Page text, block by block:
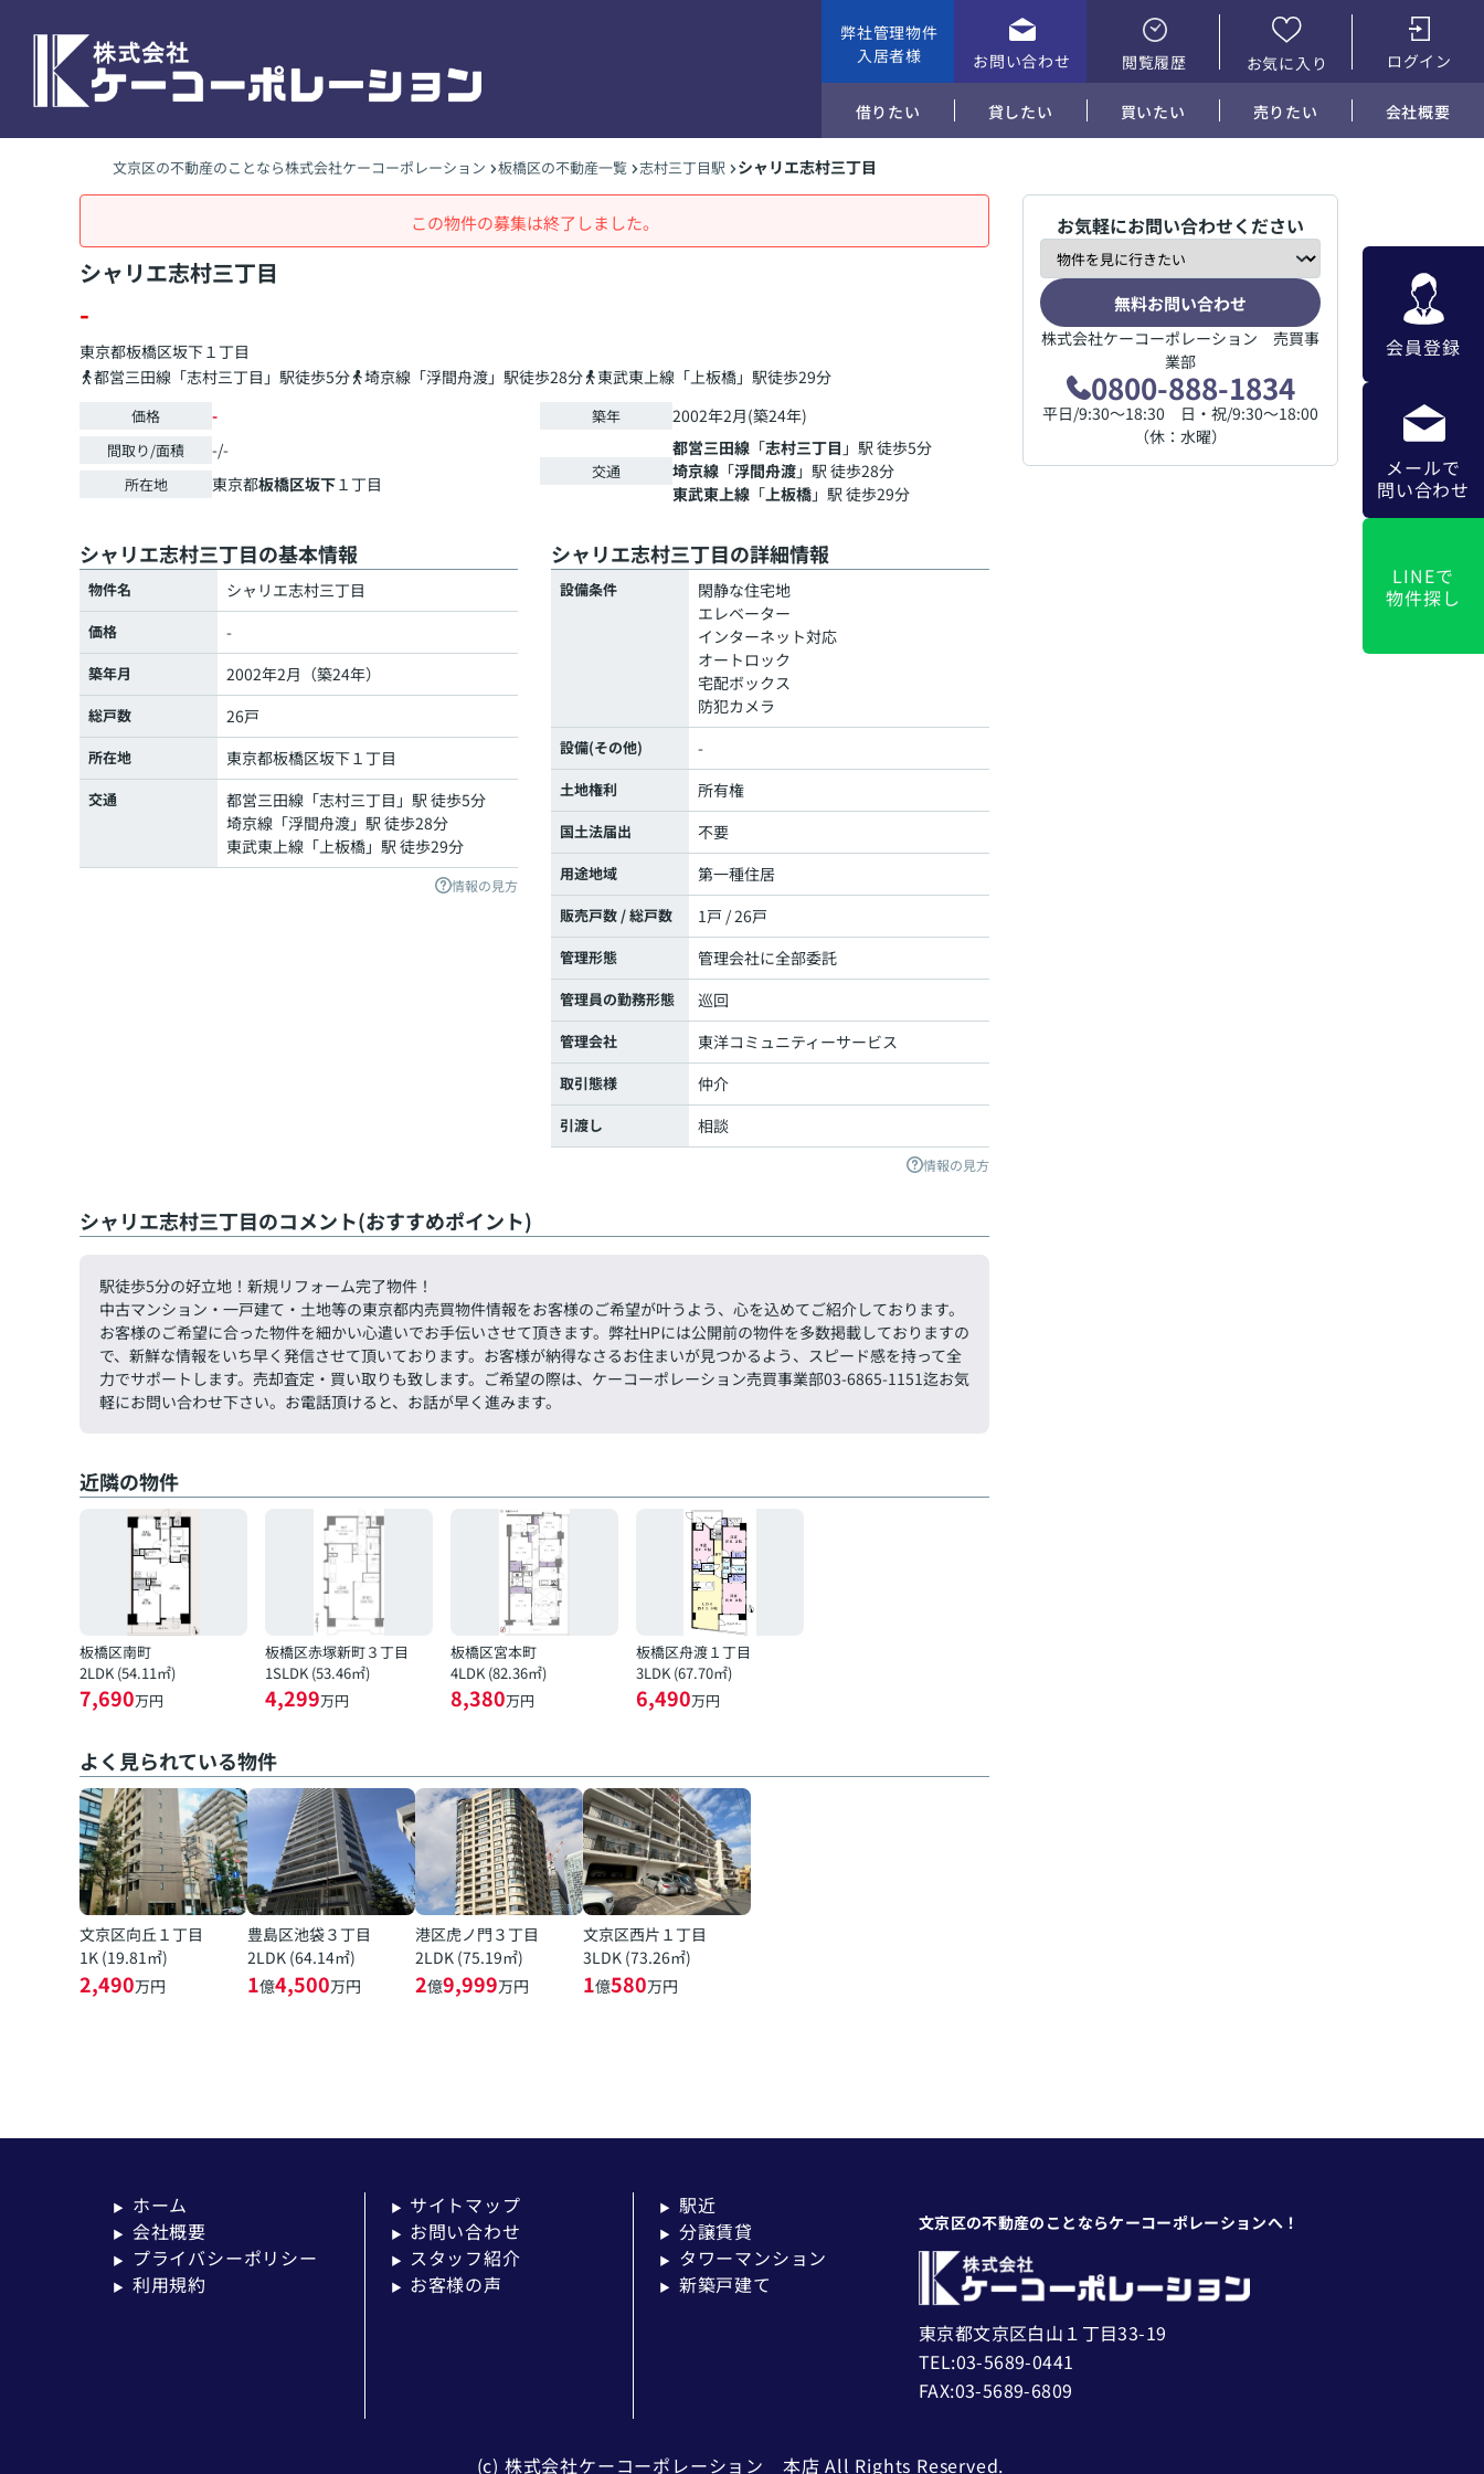
弊社管理物件
入居者様
お問い合わせ 閲覧履歴 お気に入り ログイン
借りたい 貸したい 買いたい 売りたい 会社概要
会員登録
メールで
問い合わせ
LINEで
物件探し
文京区の不動産のことなら株式会社ケーコーポレーション 板橋区の不動産一覧 志村三丁目駅 シャリエ志村三丁目
この物件の募集は終了しました。
シャリエ志村三丁目
-
東京都板橋区坂下１丁目
都営三田線「志村三丁目」駅徒歩5分
埼京線「浮間舟渡」駅徒歩28分 東武東上線「上板橋」駅徒歩29分
価格 -
間取り/面積 -/-
所在地 東京都板橋区坂下１丁目
築年 2002年2月(築24年)
交通
都営三田線 「志村三丁目 」駅 徒歩5分
埼京線 「浮間舟渡」駅 徒歩28分
東武東上線 「上板橋」駅 徒歩29分
シャリエ志村三丁目の基本情報
物件名 シャリエ志村三丁目
価格 -
築年月 2002年2月（築24年）
総戸数 26戸
所在地 東京都板橋区坂下１丁目
交通 都営三田線 「志村三丁目 」駅 徒歩5分
埼京線 「浮間舟渡」駅 徒歩28分
東武東上線 「上板橋」駅 徒歩29分
情報の見方
シャリエ志村三丁目の詳細情報
設備条件
閑静な住宅地
エレベーター
インターネット対応
オートロック
宅配ボックス
防犯カメラ
設備(その他) -
土地権利 所有権
国土法届出 不要
用途地域 第一種住居
販売戸数 / 総戸数 1戸 / 26戸
管理形態 管理会社に全部委託
管理員の勤務形態 巡回
管理会社 東洋コミュニティーサービス
取引態様 仲介
引渡し 相談
情報の見方
シャリエ志村三丁目のコメント(おすすめポイント)
駅徒歩5分の好立地！新規リフォーム完了物件！
中古マンション・一戸建て・土地等の東京都内売買物件情報をお客様のご希望が叶うよう、心を込めてご紹介しております。
お客様のご希望に合った物件を細かい心遣いでお手伝いさせて頂きます。弊社HPには公開前の物件を多数掲載しておりますの
で、新鮮な情報をいち早く発信させて頂いております。お客様が納得なさるお住まいが見つかるよう、スピード感を持って全
力でサポートします。売却査定・買い取りも致します。ご希望の際は、ケーコーポレーション売買事業部03-6865-1151迄お気
軽にお問い合わせ下さい。お電話頂けると、お話が早く進みます。
近隣の物件
板橋区南町
2LDK (54.11㎡)
7,690万円
板橋区赤塚新町３丁目
1SLDK (53.46㎡)
4,299万円
板橋区宮本町
4LDK (82.36㎡)
8,380万円
板橋区舟渡１丁目
3LDK (67.70㎡)
6,490万円
よく見られている物件
文京区向丘１丁目
1K (19.81㎡)
2,490万円
豊島区池袋３丁目
2LDK (64.14㎡)
1億4,500万円
港区虎ノ門３丁目
2LDK (75.19㎡)
2億9,999万円
文京区西片１丁目
3LDK (73.26㎡)
1億580万円
お気軽にお問い合わせください
無料お問い合わせ
株式会社ケーコーポレーション 売買事
業部
0800-888-1834
平日/9:30～18:30 日・祝/9:30～18:00
（休：水曜）
▶ ホーム
▶ 会社概要
▶ プライバシーポリシー
▶ 利用規約
▶ サイトマップ
▶ お問い合わせ
▶ スタッフ紹介
▶ お客様の声
▶ 駅近
▶ 分譲賃貸
▶ タワーマンション
▶ 新築戸建て
文京区の不動産のことならケーコーポレーションへ！
東京都文京区白山１丁目33-19
TEL:03-5689-0441
FAX:03-5689-6809
(c) 株式会社ケーコーポレーション 本店 All Rights Reserved.